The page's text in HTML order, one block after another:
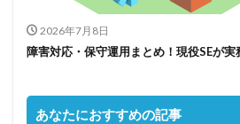
2026年7月8日
障害対応・保守運用まとめ！現役SEが実
あなたにおすすめの記事